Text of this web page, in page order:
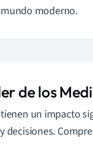
moderno.
de los
un impacto